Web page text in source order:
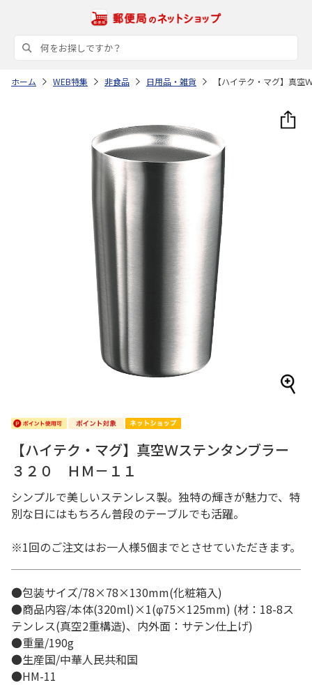
ホーム WEB特集 非食品 日用品・雑貨 【ハイテク・マグ】真
【ハイテク・マグ】真空Ｗステンタンブラー
３２０ ＨＭ－１１
シンプルで美しいステンレス製。独特の輝きが魅力で、特
別な日にはもちろん普段のテーブルでも活躍。
※1回のご注文はお一人様5個までとさせていただきます。
●包装サイズ/78×78×130mm(化粧箱入)
●商品内容/本体(320ml)×1(φ75×125mm) (材：18-8ス
テンレス(真空2重構造)、内外面：サテン仕上げ)
●重量/190g
●生産国/中華人民共和国
●HM-11